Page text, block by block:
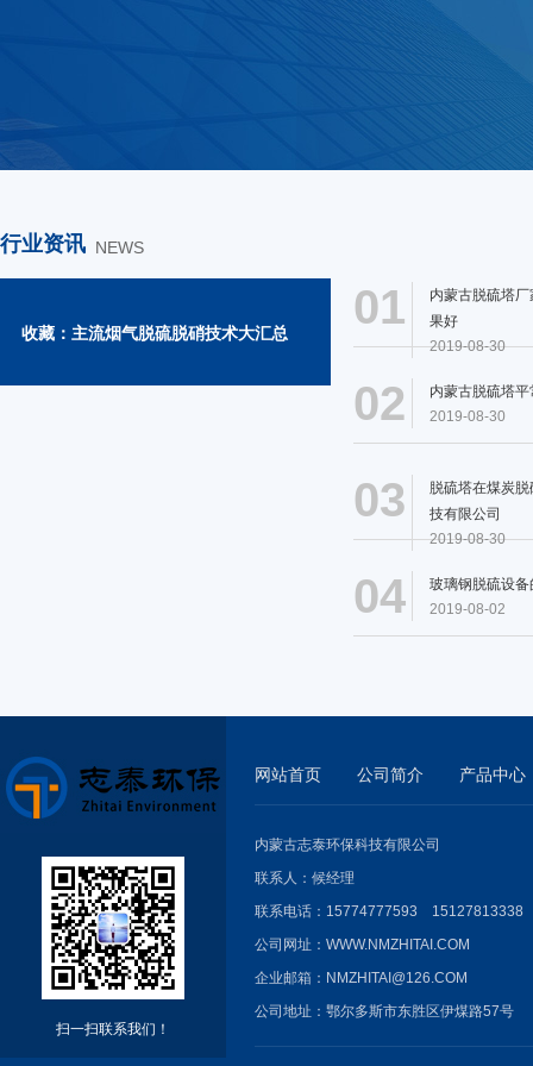
行业资讯 NEWS
收藏：主流烟气脱硫脱硝技术大汇总 01
内蒙古脱硫塔
果好
2019-08-30
02
内蒙古脱硫塔
2019-08-30
03
脱硫塔在煤炭
技有限公司
2019-08-30
04
玻璃钢脱硫设
2019-08-02
扫一扫联系我们！
网站首页 公司简介 产品中心
内蒙古志泰环保科技有限公司
联系人：候经理
联系电话：15774777593 15127813338
公司网址：WWW.NMZHITAI.COM
企业邮箱： NMZHITAI@126.COM
公司地址：鄂尔多斯市东胜区伊煤路57号